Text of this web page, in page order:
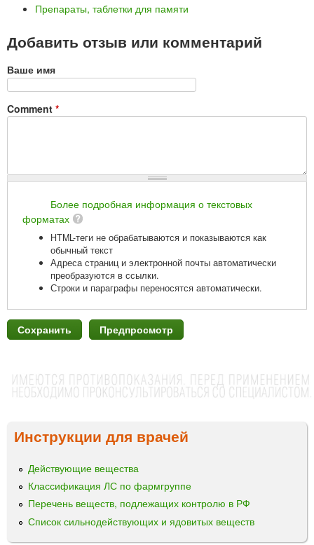
Препараты, таблетки для памяти
Добавить отзыв или комментарий
Ваше имя
Comment *
Более подробная информация о текстовых
форматах
HTML-теги не обрабатываются и показываются как
обычный текст
Адреса страниц и электронной почты автоматически
преобразуются в ссылки.
Строки и параграфы переносятся автоматически.
Инструкции для врачей
Действующие вещества
Классификация ЛС по фармгруппе
Перечень веществ, подлежащих контролю в РФ
Список сильнодействующих и ядовитых веществ